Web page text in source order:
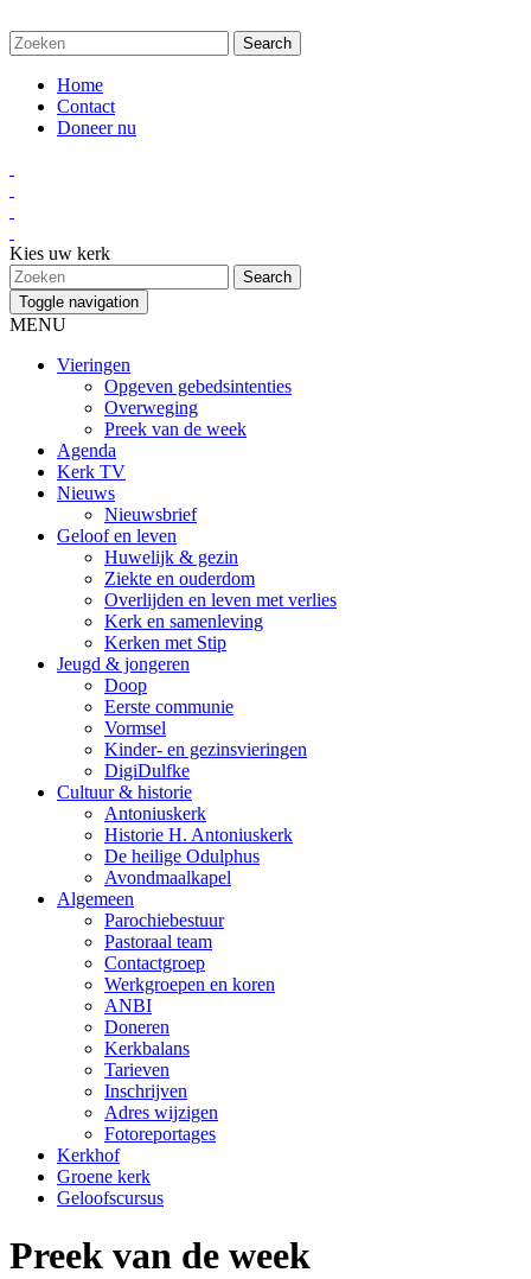
Home
Contact
Doneer nu
Kies uw kerk
Toggle navigation
MENU
Vieringen
Opgeven gebedsintenties
Overweging
Preek van de week
Agenda
Kerk TV
Nieuws
Nieuwsbrief
Geloof en leven
Huwelijk & gezin
Ziekte en ouderdom
Overlijden en leven met verlies
Kerk en samenleving
Kerken met Stip
Jeugd & jongeren
Doop
Eerste communie
Vormsel
Kinder- en gezinsvieringen
DigiDulfke
Cultuur & historie
Antoniuskerk
Historie H. Antoniuskerk
De heilige Odulphus
Avondmaalkapel
Algemeen
Parochiebestuur
Pastoraal team
Contactgroep
Werkgroepen en koren
ANBI
Doneren
Kerkbalans
Tarieven
Inschrijven
Adres wijzigen
Fotoreportages
Kerkhof
Groene kerk
Geloofscursus
Preek van de week